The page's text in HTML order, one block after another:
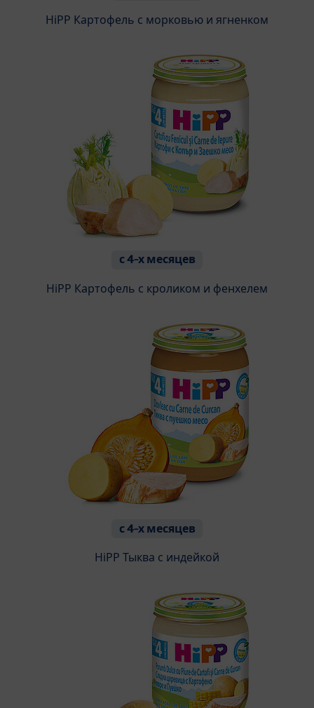
HiPP Картофель с морковью и ягненком
с 4-х месяцев
HiPP Картофель с кроликом и фенхелем
с 4-х месяцев
HiPP Тыква с индейкой